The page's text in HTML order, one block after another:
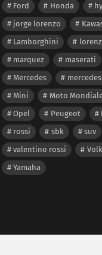
Ford
Honda
jorge lorenzo
Lamborghini
marquez
maserati
Mercedes
Mini
Moto
Opel
Peugeot
rossi
sbk suv
valentino rossi
Yamaha